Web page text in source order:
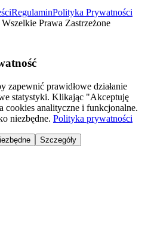
RegulaminPolityka Prywatności
Wszelkie Prawa Zastrzeżone
prawidłowe działanie
statystyki. Klikając "Akceptuję
cookies analityczne i funkcjonalne.
niezbędne. Polityka prywatności
Szczegóły